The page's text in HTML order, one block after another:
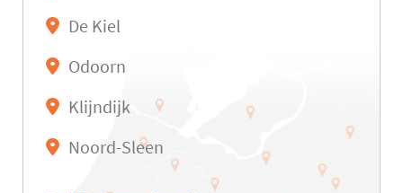
De Kiel
Odoorn
Klijndijk
Noord-Sleen